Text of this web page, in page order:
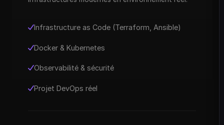
Infrastructure as Code (Terraform, Ansible)
Docker & Kubernetes
Observabilité & sécurité
Projet DevOps réel